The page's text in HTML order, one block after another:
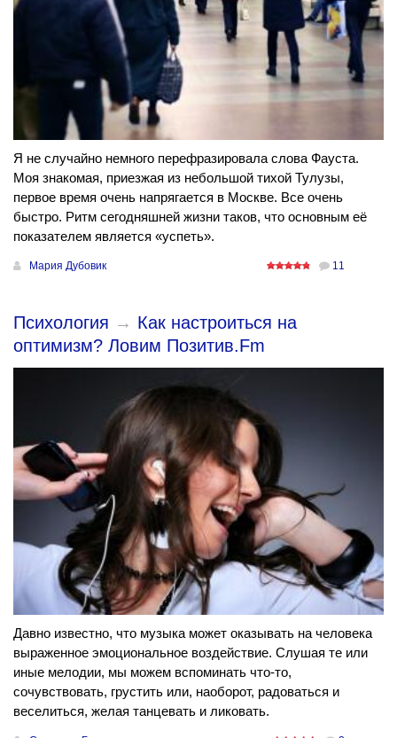
Я не случайно немного перефразировала слова Фауста.
Моя знакомая, приезжая из небольшой тихой Тулузы,
первое время очень напрягается в Москве. Все очень
быстро. Ритм сегодняшней жизни таков, что основным её
показателем является «успеть».
Мария Дубовик 11
Психология → Как настроиться на
оптимизм? Ловим Позитив.Fm
Давно известно, что музыка может оказывать на человека
выраженное эмоциональное воздействие. Слушая те или
иные мелодии, мы можем вспоминать что-то,
сочувствовать, грустить или, наоборот, радоваться и
веселиться, желая танцевать и ликовать.